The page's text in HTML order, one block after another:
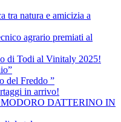
tra natura e amicizia a
agrario premiati al
di Todi al Vinitaly 2025!
del Freddo ”
in arrivo!
DATTERINO IN